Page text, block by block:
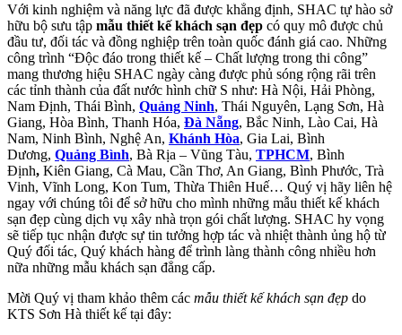
Với kinh nghiệm và năng lực đã được khẳng định, SHAC tự hào sở
hữu bộ sưu tập mẫu thiết kế khách sạn đẹp có quy mô được chủ
đầu tư, đối tác và đồng nghiệp trên toàn quốc đánh giá cao. Những
công trình “Độc đáo trong thiết kế – Chất lượng trong thi công”
mang thương hiệu SHAC ngày càng được phủ sóng rộng rãi trên
các tỉnh thành của đất nước hình chữ S như: Hà Nội, Hải Phòng,
Nam Định, Thái Bình, Quảng Ninh, Thái Nguyên, Lạng Sơn, Hà
Giang, Hòa Bình, Thanh Hóa, Đà Nẵng, Bắc Ninh, Lào Cai, Hà
Nam, Ninh Bình, Nghệ An, Khánh Hòa, Gia Lai, Bình
Dương, Quảng Bình, Bà Rịa – Vũng Tàu, TPHCM, Bình
Định, Kiên Giang, Cà Mau, Cần Thơ, An Giang, Bình Phước, Trà
Vinh, Vĩnh Long, Kon Tum, Thừa Thiên Huế… Quý vị hãy liên hệ
ngay với chúng tôi để sở hữu cho mình những mẫu thiết kế khách
sạn đẹp cùng dịch vụ xây nhà trọn gói chất lượng. SHAC hy vọng
sẽ tiếp tục nhận được sự tin tưởng hợp tác và nhiệt thành ủng hộ từ
Quý đối tác, Quý khách hàng để trình làng thành công nhiều hơn
nữa những mẫu khách sạn đẳng cấp.
Mời Quý vị tham khảo thêm các mẫu thiết kế khách sạn đẹp do
KTS Sơn Hà thiết kế tại đây: